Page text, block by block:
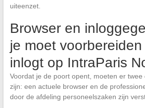
uiteenzet.
Browser en
je moet
inlogt op IntraParis
Voordat je de poort opent, moeten er twee
zijn: een actuele browser en de
door de afdeling personeelszaken zijn